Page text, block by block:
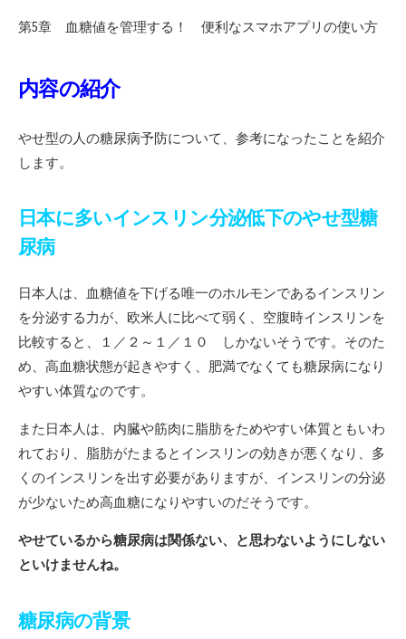
第5章 血糖値を管理する！ 便利なスマホアプリの使い方
内容の紹介
やせ型の人の糖尿病予防について、参考になったことを紹介
します。
日本に多いインスリン分泌低下のやせ型糖
尿病
日本人は、血糖値を下げる唯一のホルモンであるインスリン
を分泌する力が、欧米人に比べて弱く、空腹時インスリンを
比較すると、１／２～１／１０ しかないそうです。そのた
め、高血糖状態が起きやすく、肥満でなくても糖尿病になり
やすい体質なのです。
また日本人は、内臓や筋肉に脂肪をためやすい体質ともいわ
れており、脂肪がたまるとインスリンの効きが悪くなり、多
くのインスリンを出す必要がありますが、インスリンの分泌
が少ないため高血糖になりやすいのだそうです。
やせているから糖尿病は関係ない、と思わないようにしない
といけませんね。
糖尿病の背景